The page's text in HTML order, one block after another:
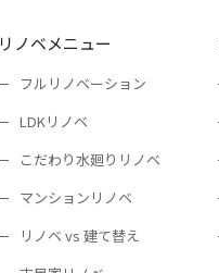
リノベメニュー
フルリノベーション
LDKリノベ
こだわり水廻りリノベ
マンションリノベ
リノベ vs 建て替え